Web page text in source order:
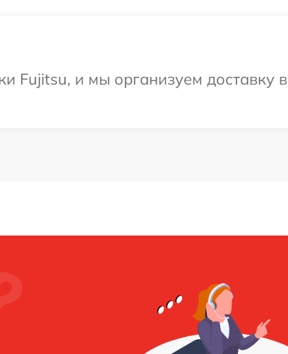
Fujitsu, и мы организуем доставку в